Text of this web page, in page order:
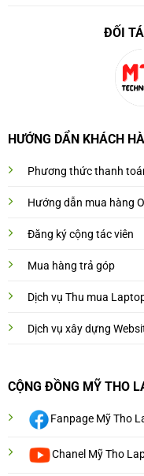
ĐỐI
HƯỚNG DẨN KHÁCH
Phương thức thanh
Hướng dẫn mua hàng
Đăng ký cộng tác viên
Mua hàng trả góp
Dịch vụ Thu mua
Dịch vụ xây dựng
CỘNG ĐỒNG MỸ THO
Fanpage Mỹ Tho
Chanel Mỹ Tho